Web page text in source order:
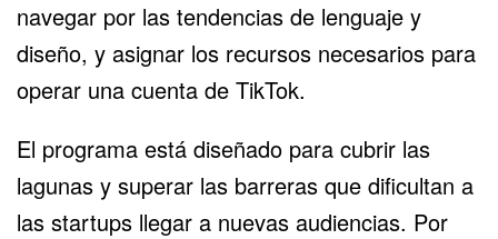
navegar por las tendencias de lenguaje y
diseño, y asignar los recursos necesarios para
operar una cuenta de TikTok.
El programa está diseñado para cubrir las
lagunas y superar las barreras que dificultan a
las startups llegar a nuevas audiencias. Por